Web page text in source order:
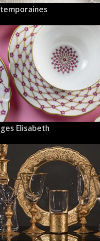
Elisabeth